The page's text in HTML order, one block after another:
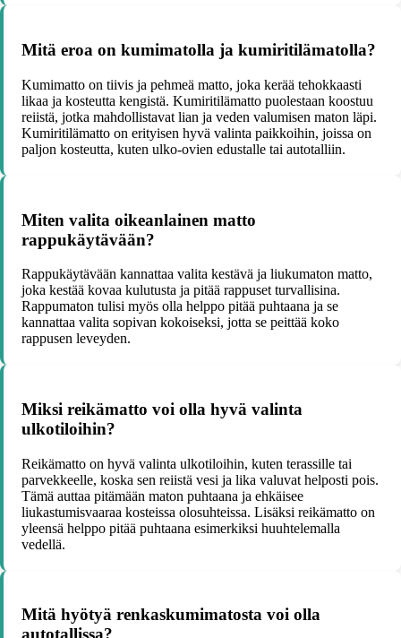
Mitä eroa on kumimatolla ja kumiritilämatolla?
Kumimatto on tiivis ja pehmeä matto, joka kerää tehokkaasti
likaa ja kosteutta kengistä. Kumiritilämatto puolestaan koostuu
reiistä, jotka mahdollistavat lian ja veden valumisen maton läpi.
Kumiritilämatto on erityisen hyvä valinta paikkoihin, joissa on
paljon kosteutta, kuten ulko-ovien edustalle tai autotalliin.
Miten valita oikeanlainen matto
rappukäytävään?
Rappukäytävään kannattaa valita kestävä ja liukumaton matto,
joka kestää kovaa kulutusta ja pitää rappuset turvallisina.
Rappumaton tulisi myös olla helppo pitää puhtaana ja se
kannattaa valita sopivan kokoiseksi, jotta se peittää koko
rappusen leveyden.
Miksi reikämatto voi olla hyvä valinta
ulkotiloihin?
Reikämatto on hyvä valinta ulkotiloihin, kuten terassille tai
parvekkeelle, koska sen reiistä vesi ja lika valuvat helposti pois.
Tämä auttaa pitämään maton puhtaana ja ehkäisee
liukastumisvaaraa kosteissa olosuhteissa. Lisäksi reikämatto on
yleensä helppo pitää puhtaana esimerkiksi huuhtelemalla
vedellä.
Mitä hyötyä renkaskumimatosta voi olla